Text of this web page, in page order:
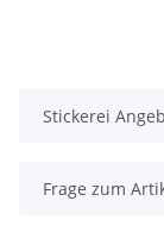
Stickerei
Frage zum